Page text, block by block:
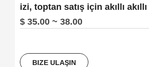
izi, toptan satış için akıllı
$ 35.00 ~ 38.00
BIZE ULAŞIN